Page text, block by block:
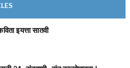
इयत्ता सातवी